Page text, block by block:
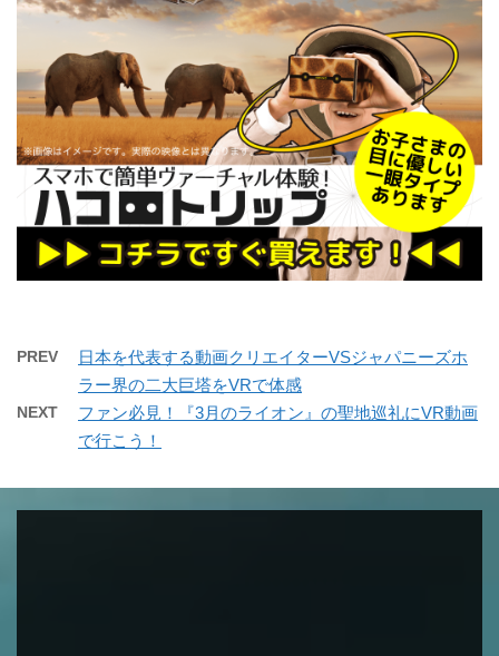
PREV
日本を代表する動画クリエイターVSジャパニーズホ
ラー界の二大巨塔をVRで体感
NEXT
ファン必見！『3月のライオン』の聖地巡礼にVR動画
で行こう！